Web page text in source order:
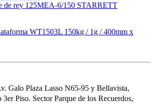
de rey 125MEA-6/150 STARRETT
WT1503L 150kg / 1g / 400mm x
Galo Plaza Lasso N65-95 y Bellavista,
Piso. Sector Parque de los Recuerdos,